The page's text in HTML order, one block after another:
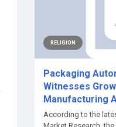
RELIGION
Packaging
Witnesses
Manufacturing
According to the